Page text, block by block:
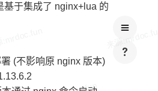
基于集成了 nginx+lua 的
(不影响原 nginx 版本)